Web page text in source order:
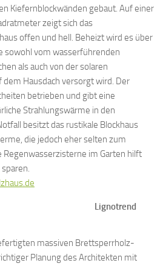
Kiefernblockwänden gebaut. Auf einer
zeigt sich das
offen und hell. Beheizt wird es über
sowohl vom wasserführenden
als auch von der solaren
Hausdach versorgt wird. Der
betrieben und gibt eine
Strahlungswärme in den
besitzt das rustikale Blockhaus
die jedoch eher selten zum
Regenwasserzisterne im Garten hilft
Lignotrend
massiven Brettsperrholz-
Planung des Architekten mit